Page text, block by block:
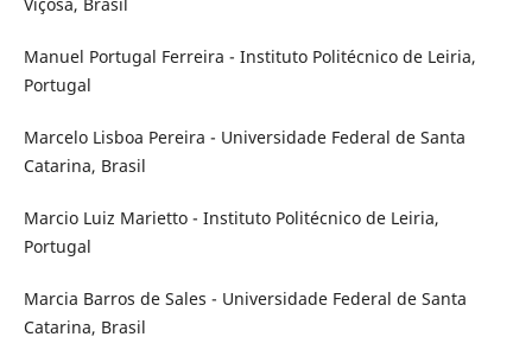
Viçosa, Brasil
Manuel Portugal Ferreira - Instituto Politécnico de Leiria,
Portugal
Marcelo Lisboa Pereira - Universidade Federal de Santa
Catarina, Brasil
Marcio Luiz Marietto - Instituto Politécnico de Leiria,
Portugal
Marcia Barros de Sales - Universidade Federal de Santa
Catarina, Brasil